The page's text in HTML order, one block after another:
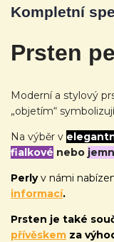
Kompletní
Prsten
Moderní a stylový
„objetím“
Na výběr v
fialkové nebo
Perlyv námi
informací.
Prsten je také
přívěskem za